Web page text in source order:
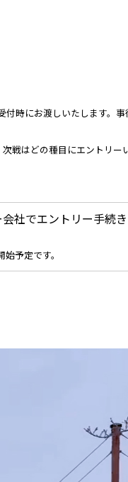
時にお渡しいたします。
戦はどの種目にエントリー
社でエントリー手続
予定です。